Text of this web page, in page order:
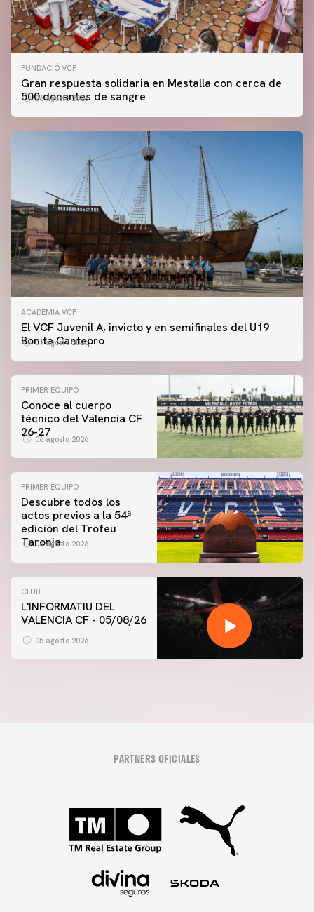
FUNDACIÓ VCF
Gran respuesta solidaria en Mestalla con cerca de
500 donantes de sangre
06 agosto 2026
ACADEMIA VCF
El VCF Juvenil A, invicto y en semifinales del U19
Bonita Cantepro
07 agosto 2026
PRIMER EQUIPO
Conoce al cuerpo
técnico del Valencia CF
26-27
06 agosto 2026
PRIMER EQUIPO
Descubre todos los
actos previos a la 54ª
edición del Trofeu
Taronja
06 agosto 2026
CLUB
L'INFORMATIU DEL
VALENCIA CF - 05/08/26
05 agosto 2026
PARTNERS OFICIALES